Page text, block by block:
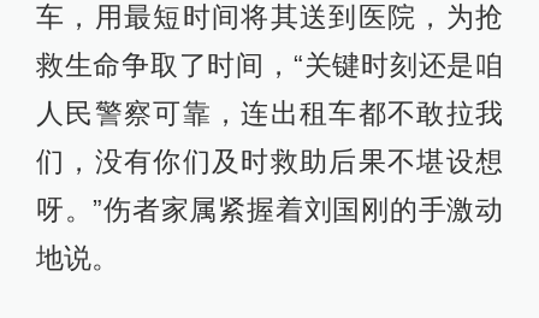
车，用最短时间将其送到医院，为抢
救生命争取了时间，“关键时刻还是咱
人民警察可靠，连出租车都不敢拉我
们，没有你们及时救助后果不堪设想
呀。”伤者家属紧握着刘国刚的手激动
地说。